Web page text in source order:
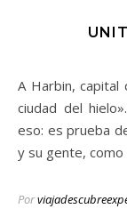
A Harbin, capital de Heilongjiang, se la conoce por ser «la
ciudad del
eso: es prueba
y su gente,
Por